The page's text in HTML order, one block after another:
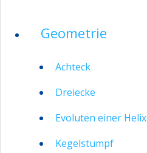
Geometrie
Achteck
Dreiecke
Evoluten einer Helix
Kegelstumpf